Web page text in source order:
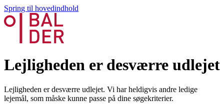
Spring til hovedindhold
Lejligheden er desværre udlejet
Lejligheden er desværre udlejet. Vi har heldigvis andre ledige
lejemål, som måske kunne passe på dine søgekriterier.